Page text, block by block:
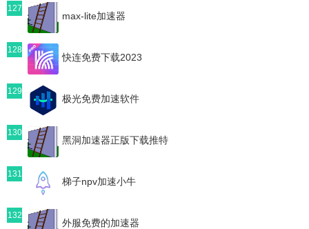
127
max-lite加速器
128
快连免费下载2023
129
极光免费加速软件
130
黑洞加速器正版下载推特
131
梯子npv加速小牛
132
外服免费的加速器